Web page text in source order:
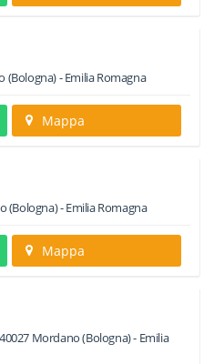
(Bologna) -Emilia Romagna
Mappa
(Bologna) -Emilia Romagna
Mappa
40027 Mordano(Bologna) - Emilia